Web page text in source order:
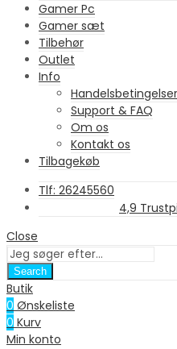
Gamer Pc
Gamer sæt
Tilbehør
Outlet
Info
Handelsbetingelser
Support & FAQ
Om os
Kontakt os
Tilbagekøb
Tlf: 26245560
4,9
Close
Search
Butik
0 Ønskeliste
0 Kurv
Min konto